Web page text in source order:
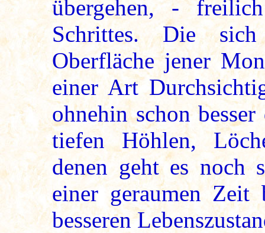
übergehen, -
Schrittes. Die
Oberfläche jener
einer Art
ohnehin schon
tiefen Höhlen,
denen geht es noch
einer geraumen
besseren